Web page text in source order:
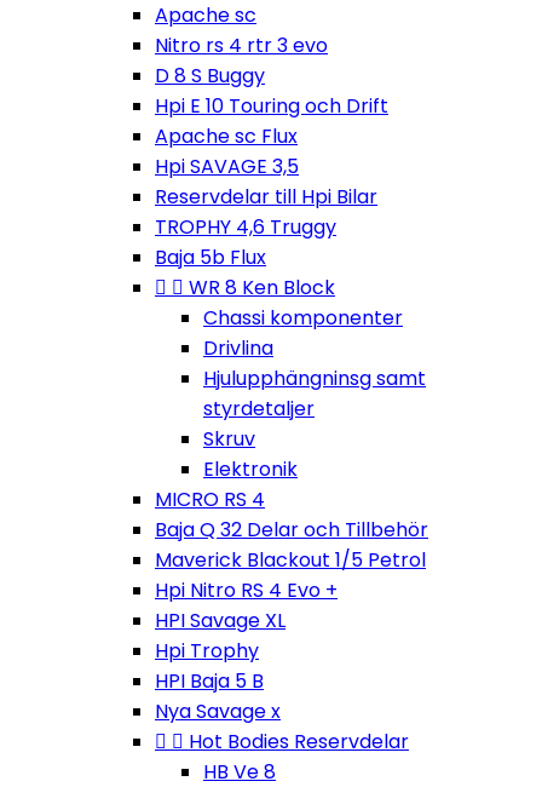
Apache sc
Nitro rs 4 rtr 3 evo
D 8 S Buggy
Hpi E 10 Touring och Drift
Apache sc Flux
Hpi SAVAGE 3,5
Reservdelar till Hpi Bilar
TROPHY 4,6 Truggy
Baja 5b Flux
  WR 8 Ken Block
Chassi komponenter
Drivlina
Hjulupphängninsg samt
styrdetaljer
Skruv
Elektronik
MICRO RS 4
Baja Q 32 Delar och Tillbehör
Maverick Blackout 1/5 Petrol
Hpi Nitro RS 4 Evo +
HPI Savage XL
Hpi Trophy
HPI Baja 5 B
Nya Savage x
  Hot Bodies Reservdelar
HB Ve 8